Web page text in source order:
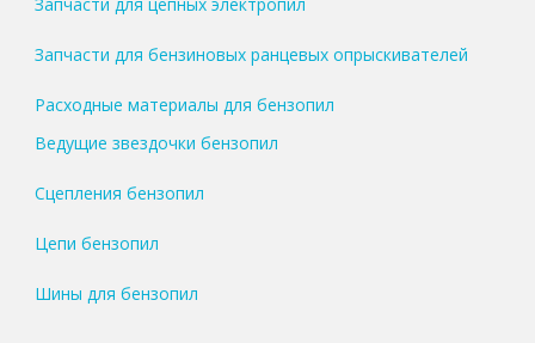
Запчасти для цепных электропил
Запчасти для бензиновых ранцевых опрыскивателей
Расходные материалы для бензопил
Ведущие звездочки бензопил
Сцепления бензопил
Цепи бензопил
Шины для бензопил